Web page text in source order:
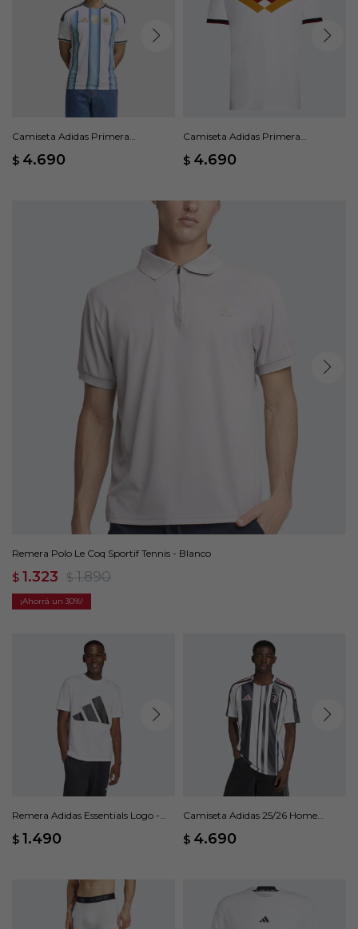
Camiseta Adidas Primera
$ 4.690
Camiseta Adidas Primera
$ 4.690
Remera Polo Le Coq Sportif Tennis - Blanco
$ 1.323 $ 1.890
30
Remera Adidas Essentials Logo -
$ 1.490
Camiseta Adidas 25/26 Home
$ 4.690